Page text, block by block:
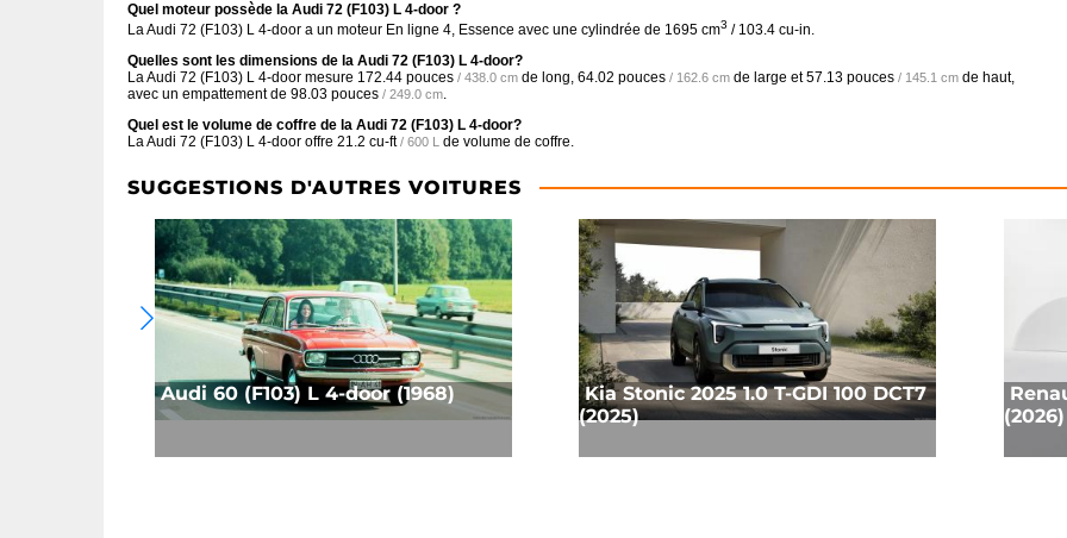
Quel moteur possède la Audi 72 (F103) L 4-door ?
La Audi 72 (F103) L 4-door a un moteur En ligne 4, Essence avec une cylindrée de 1695 cm3 / 103.4 cu-in.
Quelles sont les dimensions de la Audi 72 (F103) L 4-door?
La Audi 72 (F103) L 4-door mesure 172.44 pouces / 438.0 cm de long, 64.02 pouces / 162.6 cm de large et57.13 pouces / 145.1 cm de haut,
avec un empattement de 98.03 pouces / 249.0 cm.
Quel est le volume de coffre de la Audi 72 (F103) L 4-door?
La Audi 72 (F103) L 4-door offre 21.2 cu-ft / 600 L de volume de coffre.
SUGGESTIONS D'AUTRES VOITURES
Audi 60 (F103) L 4-door (1968)
Kia Stonic 2025 1.0 T-GDI 100 DCT7
(2025)
(2026)